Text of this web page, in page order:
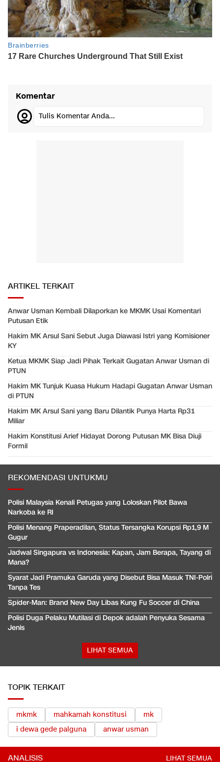
Komentar
Tulis Komentar Anda...
ARTIKEL TERKAIT
Anwar Usman Kembali Dilaporkan ke MKMK Usai Komentari
Putusan Etik
Hakim MK Arsul Sani Sebut Juga Diawasi Istri yang Komisioner
KY
Ketua MKMK Siap Jadi Pihak Terkait Gugatan Anwar Usman di
PTUN
Hakim MK Tunjuk Kuasa Hukum Hadapi Gugatan Anwar Usman
di PTUN
Hakim MK Arsul Sani yang Baru Dilantik Punya Harta Rp31
Miliar
Hakim Konstitusi Arief Hidayat Dorong Putusan MK Bisa Diuji
Formil
REKOMENDASI UNTUKMU
Polisi Malaysia Kenali Petugas yang Loloskan Pilot Bawa
Narkoba ke RI
Polisi Menang Praperadilan, Status Tersangka Korupsi Rp1,9 M
Gugur
Jadwal Singapura vs Indonesia: Kapan, Jam Berapa, Tayang di
Mana?
Syarat Jadi Pramuka Garuda yang Disebut Bisa Masuk TNI-Polri
Tanpa Tes
Spider-Man: Brand New Day Libas Kung Fu Soccer di China
Polisi Duga Pelaku Mutilasi di Depok adalah Penyuka Sesama
Jenis
LIHAT SEMUA
TOPIK TERKAIT
mkmk mahkamah konstitusi
mk
i dewa gede palguna
anwar usman
ANALISIS LIHAT SEMUA